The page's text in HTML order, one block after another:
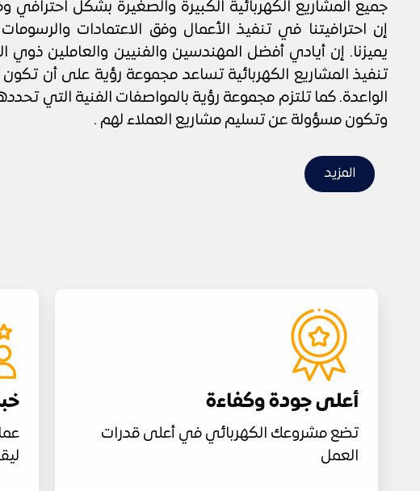
جميع المشاريع الكهربائية الكبيرة والصغيرة بشكل
إن احترافيتنا في تنفيذ الأعمال وفق الاعتمادات
يميزنا. إن أيادي أفضل المهندسين والفنيين والعاملين ذوي
تنفيذ المشاريع الكهربائية تساعد مجموعة رؤية على أن
الواعدة. كما تلتزم مجموعة رؤية بالمواصفات الفنية التي
وتكون مسؤولة عن تسليم مشاريع العملاء لهم .
المزيد
أعلى جودة وكفاءة
تضع مشروعك الكهربائي في أعلى قدرات
العمل